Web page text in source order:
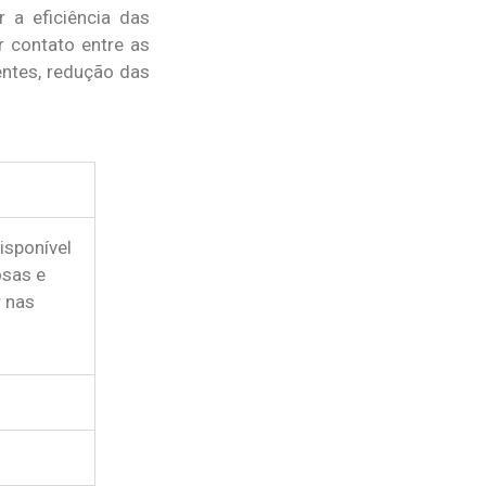
a eficiência das
contato entre as
redução das
e